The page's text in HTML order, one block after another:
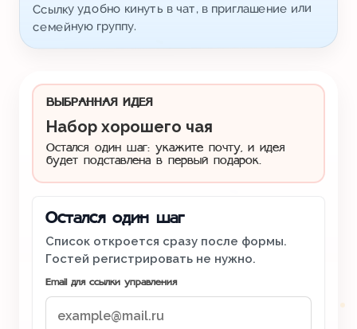
Ссылку удобно кинуть в чат, в приглашение или
семейную группу.
ВЫБРАННАЯ ИДЕЯ
Набор хорошего чая
Остался один шаг: укажите почту, и идея
будет подставлена в первый подарок.
Остался один шаг
Список откроется сразу после формы.
Гостей регистрировать не нужно.
Email для ссылки управления